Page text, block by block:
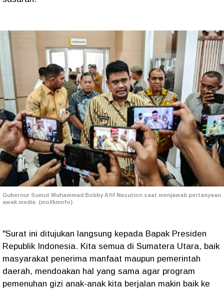
Gubernur Sumut Muhammad Bobby Afif Nasution saat menjawab pertanyaan
awak media. (mol/kmnfo)
"Surat ini ditujukan langsung kepada Bapak Presiden
Republik Indonesia. Kita semua di Sumatera Utara, baik
masyarakat penerima manfaat maupun pemerintah
daerah, mendoakan hal yang sama agar program
pemenuhan gizi anak-anak kita berjalan makin baik ke